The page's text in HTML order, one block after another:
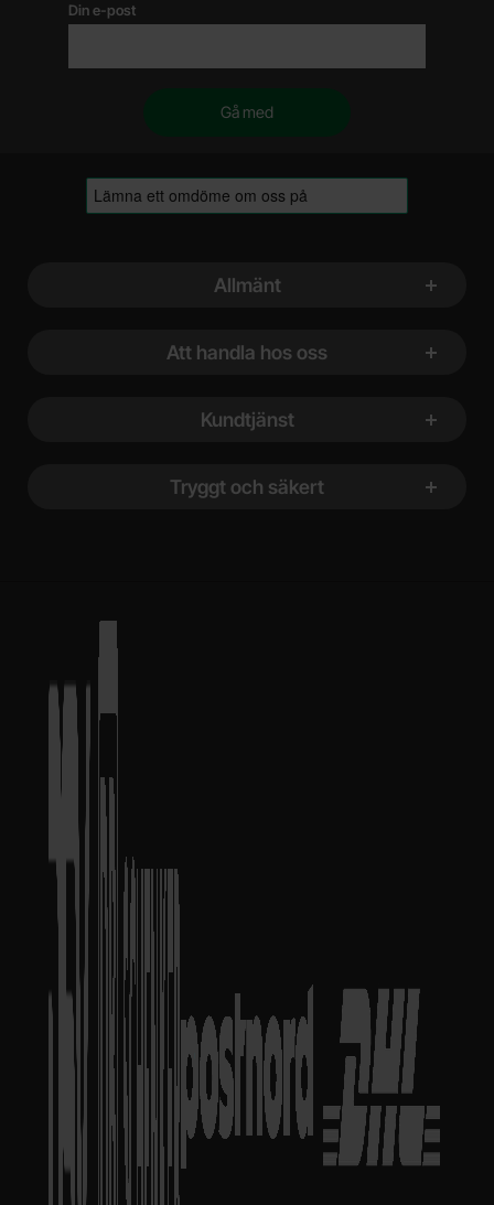
Din e-post
Allmänt
Att handla hos oss
Kundtjänst
Tryggt och säkert